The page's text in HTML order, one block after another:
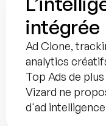
intégrée
Ad Clone,
analytics
Top Ads de
Vizard ne
d'ad